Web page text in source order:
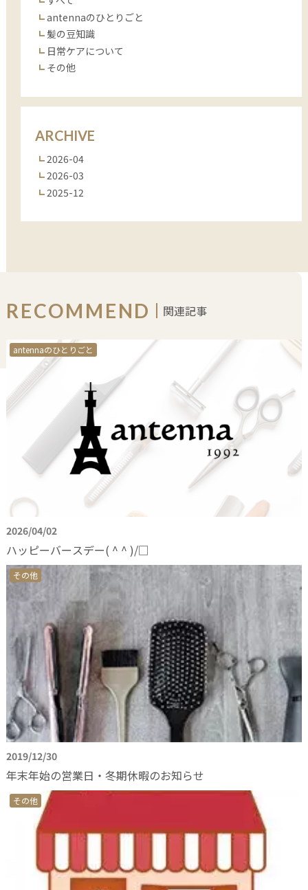
antennaのひとりごと
髪の豆知識
日常ケアについて
その他
ARCHIVE
2026-04
2026-03
2025-12
RECOMMEND 関連記事
antennaのひとりごと
2026/04/02
ハッピーバースデー( ^ ^ )/□
その他
2019/12/30
年末年始の営業日・冬期休暇のお知らせ
その他